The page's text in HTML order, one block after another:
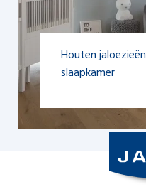
Houten jaloezieën
slaapkamer
Bekijken